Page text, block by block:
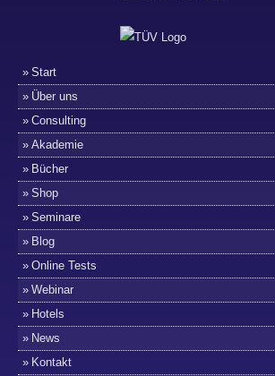
Start
Über uns
Consulting
Akademie
Bücher
Shop
Seminare
Blog
Online Tests
Webinar
Hotels
News
Kontakt